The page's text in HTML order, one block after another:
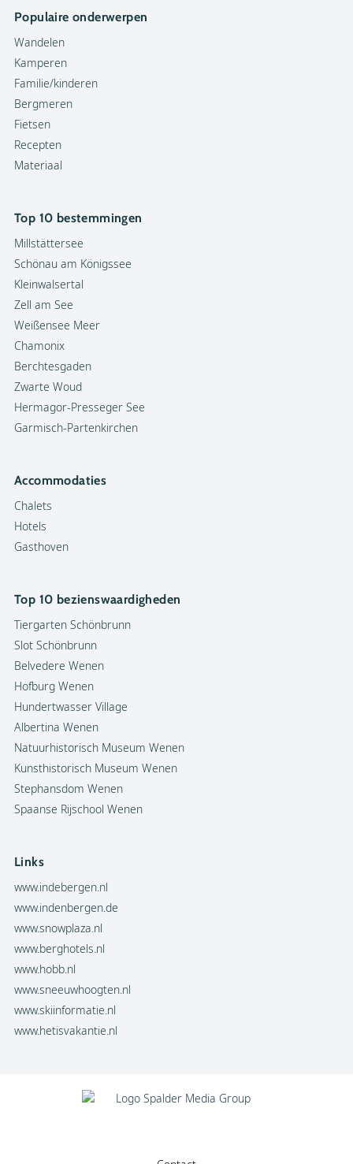
Populaire onderwerpen
Wandelen
Kamperen
Familie/kinderen
Bergmeren
Fietsen
Recepten
Materiaal
Top 10 bestemmingen
Millstättersee
Schönau am Königssee
Kleinwalsertal
Zell am See
Weißensee Meer
Chamonix
Berchtesgaden
Zwarte Woud
Hermagor-Presseger See
Garmisch-Partenkirchen
Accommodaties
Chalets
Hotels
Gasthoven
Top 10 bezienswaardigheden
Tiergarten Schönbrunn
Slot Schönbrunn
Belvedere Wenen
Hofburg Wenen
Hundertwasser Village
Albertina Wenen
Natuurhistorisch Museum Wenen
Kunsthistorisch Museum Wenen
Stephansdom Wenen
Spaanse Rijschool Wenen
Links
www.indebergen.nl
www.indenbergen.de
www.snowplaza.nl
www.berghotels.nl
www.hobb.nl
www.sneeuwhoogten.nl
www.skiinformatie.nl
www.hetisvakantie.nl